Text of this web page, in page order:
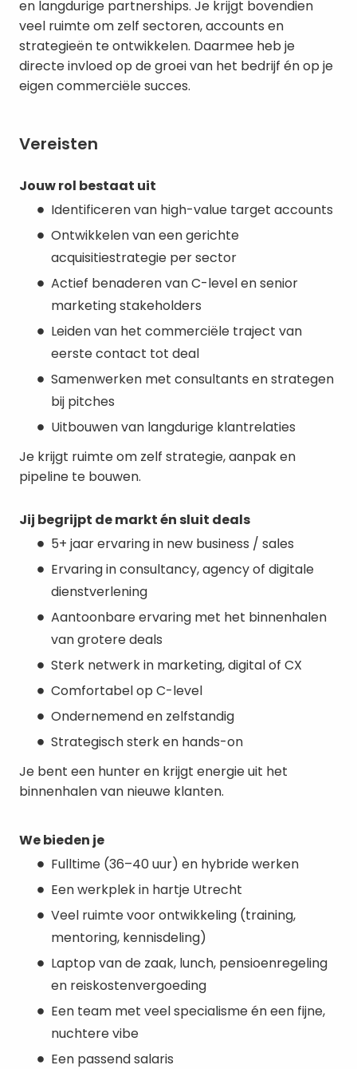
en langdurige partnerships. Je krijgt bovendien
veel ruimte om zelf sectoren, accounts en
strategieën te ontwikkelen. Daarmee heb je
directe invloed op de groei van het bedrijf én op je
eigen commerciële succes.
Vereisten
Jouw rol bestaat uit
Identificeren van high-value target accounts
Ontwikkelen van een gerichte
acquisitiestrategie per sector
Actief benaderen van C-level en senior
marketing stakeholders
Leiden van het commerciële traject van
eerste contact tot deal
Samenwerken met consultants en strategen
bij pitches
Uitbouwen van langdurige klantrelaties
Je krijgt ruimte om zelf strategie, aanpak en
pipeline te bouwen.
Jij begrijpt de markt én sluit deals
5+ jaar ervaring in new business / sales
Ervaring in consultancy, agency of digitale
dienstverlening
Aantoonbare ervaring met het binnenhalen
van grotere deals
Sterk netwerk in marketing, digital of CX
Comfortabel op C-level
Ondernemend en zelfstandig
Strategisch sterk en hands-on
Je bent een hunter en krijgt energie uit het
binnenhalen van nieuwe klanten.
We bieden je
Fulltime (36–40 uur) en hybride werken
Een werkplek in hartje Utrecht
Veel ruimte voor ontwikkeling (training,
mentoring, kennisdeling)
Laptop van de zaak, lunch, pensioenregeling
en reiskostenvergoeding
Een team met veel specialisme én een fijne,
nuchtere vibe
Een passend salaris